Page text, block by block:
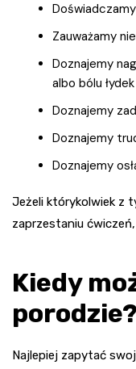
Zauważamy
Doznajemy
albo bólu łydek
Doznajemy
Doznajemy
Doznajemy
Jeżeli którykolwiek z
zaprzestaniu
Kiedy
porodzie?
Najlepiej zapytać